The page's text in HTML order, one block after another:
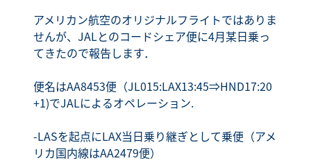
アメリカン航空のオリジナルフライトではありま
せんが、JALとのコードシェア便に4月某日乗っ
てきたので報告します．
便名はAA8453便（JL015:LAX13:45⇒HND17:20
+1)でJALによるオペレーション.
-LASを起点にLAX当日乗り継ぎとして乗便（アメ
リカ国内線はAA2479便）